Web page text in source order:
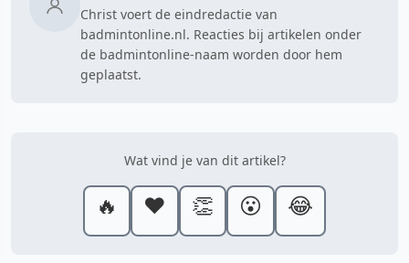
Christ voert de eindredactie van
badmintonline.nl. Reacties bij artikelen onder
de badmintonline-naam worden door hem
geplaatst.
Wat vind je van dit artikel?
🔥 ❤️ 👏 😮 😂